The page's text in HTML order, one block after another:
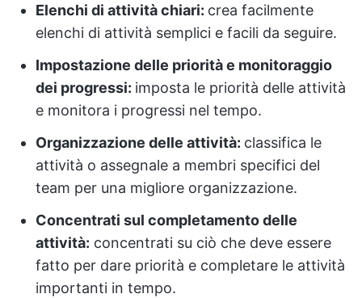
Elenchi di attività chiari: crea facilmente
elenchi di attività semplici e facili da seguire.
Impostazione delle priorità e monitoraggio
dei progressi: imposta le priorità delle attività
e monitora i progressi nel tempo.
Organizzazione delle attività: classifica le
attività o assegnale a membri specifici del
team per una migliore organizzazione.
Concentrati sul completamento delle
attività: concentrati su ciò che deve essere
fatto per dare priorità e completare le attività
importanti in tempo.